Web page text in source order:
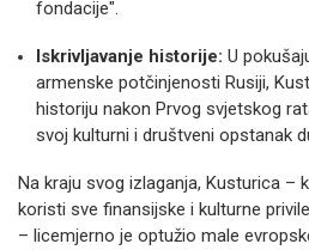
fondacije".
Iskrivljavanje historije: U
armenske potčinjenosti Rusiji,
historiju nakon Prvog svjetskog
svoj kulturni i društveni opstanak
Na kraju svog izlaganja, Kusturica –
koristi sve finansijske i kulturne
– licemjerno je optužio male